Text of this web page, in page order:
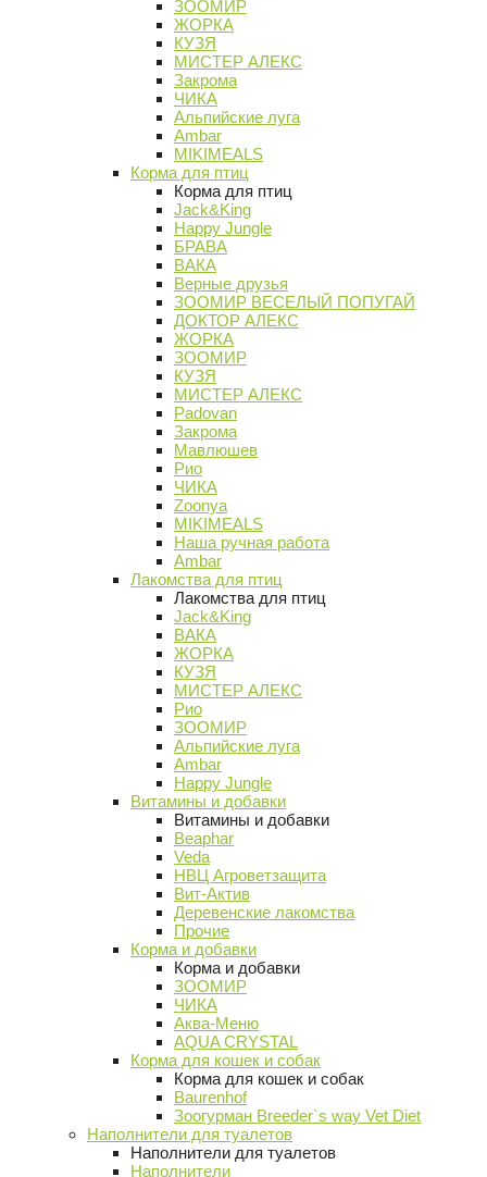
ЗООМИР
ЖОРКА
КУЗЯ
МИСТЕР АЛЕКС
Закрома
ЧИКА
Альпийские луга
Ambar
MIKIMEALS
Корма для птиц
Корма для птиц
Jack&King
Happy Jungle
БРАВА
ВАКА
Верные друзья
ЗООМИР ВЕСЕЛЫЙ ПОПУГАЙ
ДОКТОР АЛЕКС
ЖОРКА
ЗООМИР
КУЗЯ
МИСТЕР АЛЕКС
Padovan
Закрома
Мавлюшев
Рио
ЧИКА
Zoonya
MIKIMEALS
Наша ручная работа
Ambar
Лакомства для птиц
Лакомства для птиц
Jack&King
ВАКА
ЖОРКА
КУЗЯ
МИСТЕР АЛЕКС
Рио
ЗООМИР
Альпийские луга
Ambar
Happy Jungle
Витамины и добавки
Витамины и добавки
Beaphar
Veda
НВЦ Агроветзащита
Вит-Актив
Деревенские лакомства
Прочие
Корма и добавки
Корма и добавки
ЗООМИР
ЧИКА
Аква-Меню
AQUA CRYSTAL
Корма для кошек и собак
Корма для кошек и собак
Baurenhof
Зоогурман Breeder`s way Vet Diet
Наполнители для туалетов
Наполнители для туалетов
Наполнители